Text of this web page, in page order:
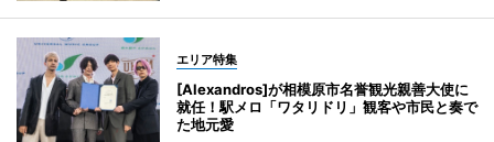
エリア特集
[Alexandros]が相模原市名誉観光親善大使に
就任！駅メロ「ワタリドリ」観客や市民と奏で
た地元愛